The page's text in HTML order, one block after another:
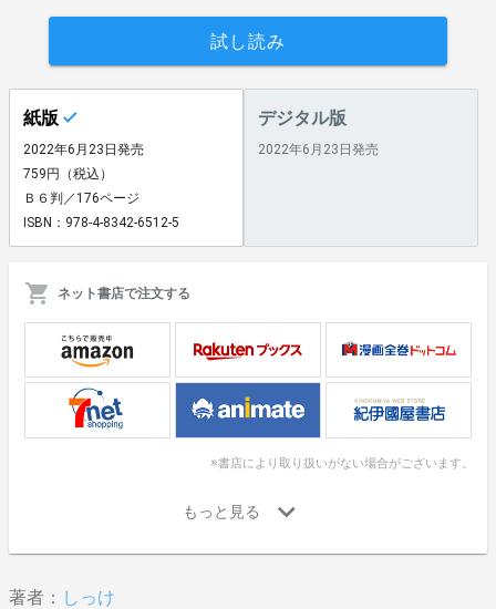
試し読み
紙版
2022年6月23日発売
759円（税込）
Ｂ６判／176ページ
ISBN：978-4-8342-6512-5
デジタル版
2022年6月23日発売
ネット書店で注文する
※書店により取り扱いがない場合がございます。
著者： しっけ